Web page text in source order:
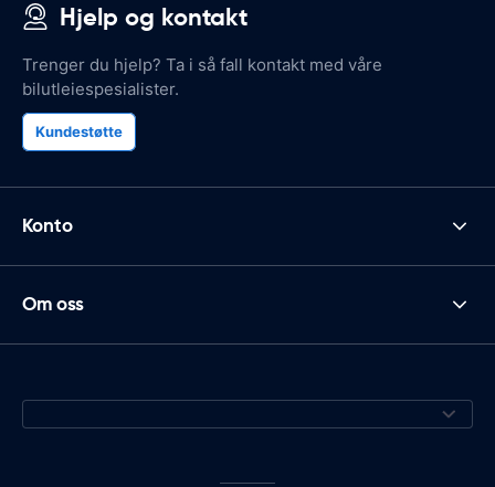
Hjelp og kontakt
Trenger du hjelp? Ta i så fall kontakt med våre
bilutleiespesialister.
Kundestøtte
Konto
Om oss